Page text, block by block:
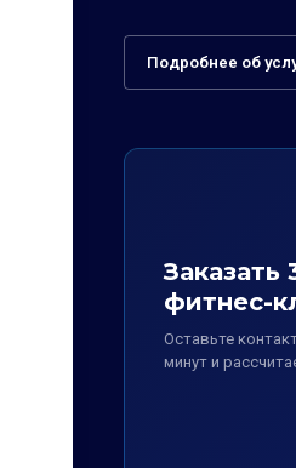
Подробнее об
Заказать
фитнес-
Оставьте
минут и